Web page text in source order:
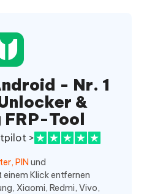
- Nr. 1
&
FRP-Tool
>
PIN und
Klick entfernen
Xiaomi, Redmi, Vivo,